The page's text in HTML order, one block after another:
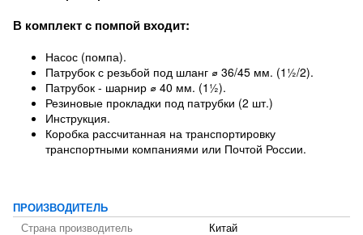
В комплект с помпой входит:
Насос (помпа).
Патрубок с резьбой под шланг ⌀ 36/45 мм. (1½/2).
Патрубок - шарнир ⌀ 40 мм. (1½).
Резиновые прокладки под патрубки (2 шт.)
Инструкция.
Коробка рассчитанная на транспортировку
транспортными компаниями или Почтой России.
ПРОИЗВОДИТЕЛЬ
Страна производитель
Китай